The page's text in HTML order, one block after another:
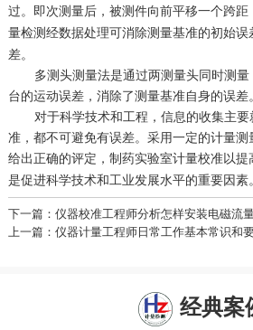
过。即次测量后，被测件向前平移一个跨距
量检测经数据处理可消除测量基准的初始
差。
多测头测量法是通过两测量头同时测
台的运动误差，消除了测量基准自身的误差。
对于科学技术和工程，信息的收集主
准，都不可避免有误差。采用一定的计量
给出正确的评定， 制药实验室计量校准以提
是促进科学技术和工业发展水平的重要因素。
下一篇：仪器校准工程师分析怎样安装电磁流
上一篇：仪器计量工程师日常工作基本常识和
经典案